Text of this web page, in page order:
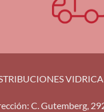
: C. Gutemberg,